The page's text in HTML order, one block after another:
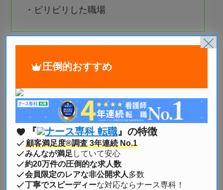
・ピリピリした職場
めには、
・自分に合った環境を選ぶ
・刺激を受けないように工夫をする
がとっても大切です。
圧倒的おすすめ
『 ナース専科 転職』の特徴
顧客満足度®調査 3年連続 No.1
みんなが満足 していて安心
約20万件の圧倒的な求人数
会員限定のレアな非公開求人多数
丁寧でスピーディーな対応ならナース専科！
×